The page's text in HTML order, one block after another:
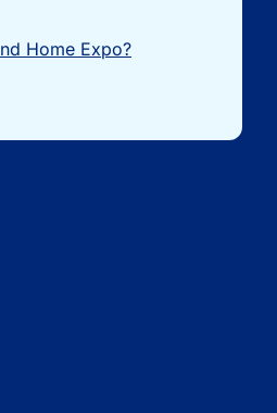
Home Expo?